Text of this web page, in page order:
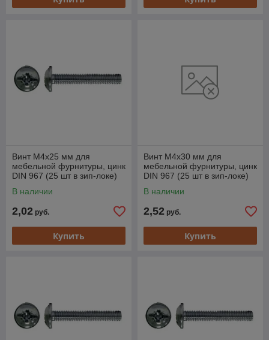
Винт М4х25 мм для
мебельной фурнитуры, цинк
DIN 967 (25 шт в зип-локе)
В наличии
2,02 руб.
Купить
Винт М4х30 мм для
мебельной фурнитуры, цинк
DIN 967 (25 шт в зип-локе)
В наличии
2,52 руб.
Купить